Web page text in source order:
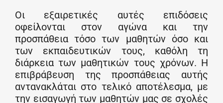
Οι εξαιρετικές αυτές επιδόσεις
οφείλονται στον αγώνα και την
προσπάθεια τόσο των μαθητών όσο και
των εκπαιδευτικών τους, καθόλη τη
διάρκεια των μαθητικών τους χρόνων. Η
επιβράβευση της προσπάθειας αυτής
αντανακλάται στο τελικό αποτέλεσμα, με
την εισαγωγή των μαθητών μας σε σχολές